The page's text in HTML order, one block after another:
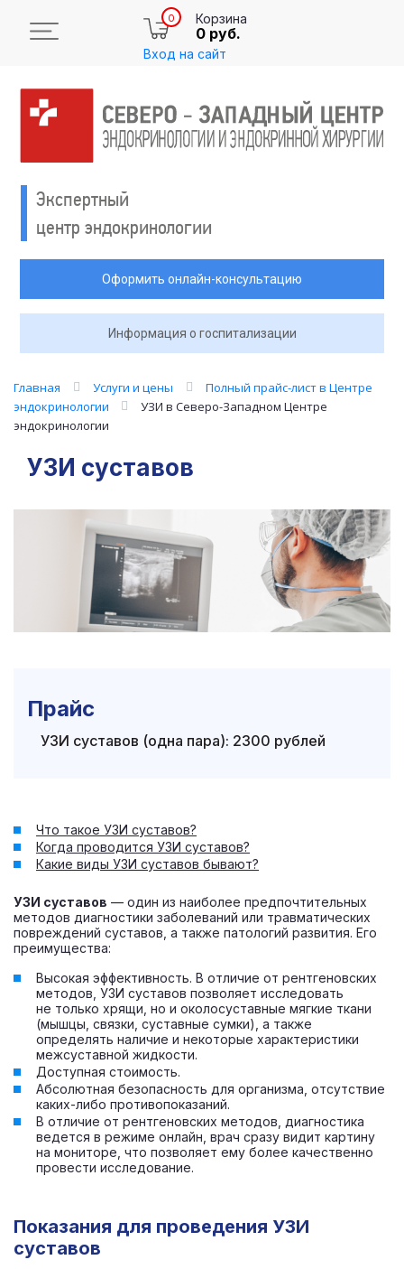
0 Корзина
0 руб.
Вход на сайт
Экспертный
центр эндокринологии
Оформить онлайн-консультацию
Информация о госпитализации
Главная Услуги и цены
Полный прайс-лист в Центре
эндокринологии
УЗИ в Северо-Западном Центре
эндокринологии
УЗИ суставов
Прайс
УЗИ суставов (одна пара): 2300 рублей
Что такое УЗИ суставов?
Когда проводится УЗИ суставов?
Какие виды УЗИ суставов бывают?
УЗИ суставов — один из наиболее предпочтительных
методов диагностики заболеваний или травматических
повреждений суставов, а также патологий развития. Его
преимущества:
Высокая эффективность. В отличие от рентгеновских
методов, УЗИ суставов позволяет исследовать
не только хрящи, но и околосуставные мягкие ткани
(мышцы, связки, суставные сумки), а также
определять наличие и некоторые характеристики
межсуставной жидкости.
Доступная стоимость.
Абсолютная безопасность для организма, отсутствие
каких-либо противопоказаний.
В отличие от рентгеновских методов, диагностика
ведется в режиме онлайн, врач сразу видит картину
на мониторе, что позволяет ему более качественно
провести исследование.
Показания для проведения УЗИ
суставов